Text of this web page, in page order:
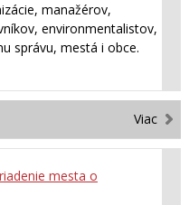
manažérov,
environmentalistov,
správu, mestá i obce.
Viac
mesta o